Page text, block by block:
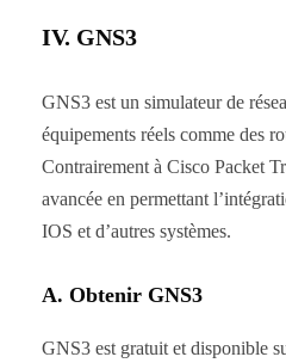
IV. GNS3
GNS3 est un simulateur de
équipements réels comme des
Contrairement à Cisco Packet
avancée en permettant
IOS et d’autres systèmes.
A. Obtenir GNS3
GNS3 est gratuit et disponible